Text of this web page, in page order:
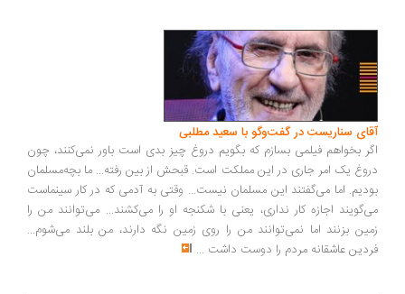
آقای سناریست در گفت‌وگو با سعید مطلبی
اگر بخواهم فیلمی بسازم که بگویم دروغ چیز بدی است باور نمی‌کنند، چون
دروغ یک امر جاری در این مملکت است. قبحش از بین رفته... ما بچه‌مسلمان
بودیم. اما می‌گفتند این مسلمان نیست... وقتی به آدمی که در کار سینماست
می‌گویند اجازه کار نداری، یعنی با شکنجه او را می‌کشند... می‌توانند من را
زمین بزنند اما نمی‌توانند من را روی زمین نگه دارند، من بلند می‌شوم...
فردین عاشقانه مردم را دوست داشت ...